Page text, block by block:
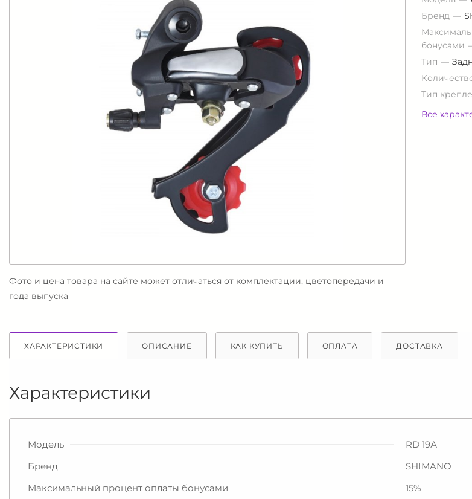
Фото и цена товара на сайте может отличаться от комплектации, цветопередачи и
года выпуска
Бренд
бонусами
Тип
Тип
Все
ХАРАКТЕРИСТИКИ ОПИСАНИЕ КАК КУПИТЬ ОПЛАТА ДОСТАВКА
Характеристики
Модель
RD 19А
Бренд
SHIMANO
Максимальный процент оплаты бонусами
15%